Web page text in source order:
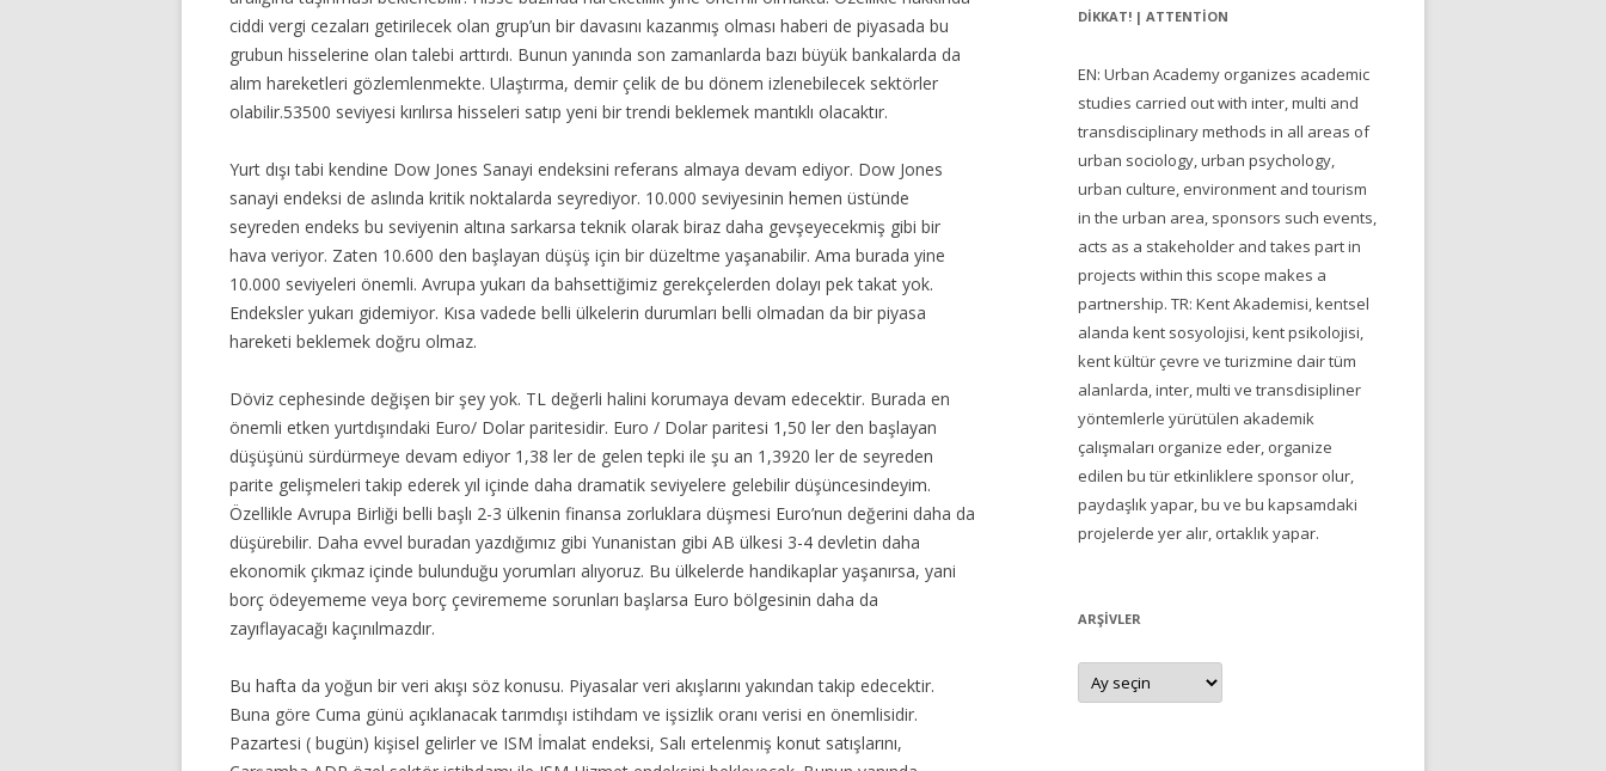
ciddi vergi cezaları getirilecek olan grup’un bir davasını kazanmış olması haberi de piyasada bu
grubun hisselerine olan talebi arttırdı. Bunun yanında son zamanlarda bazı büyük bankalarda da
alım hareketleri gözlemlenmekte. Ulaştırma, demir çelik de bu dönem izlenebilecek sektörler
olabilir.53500 seviyesi kırılırsa hisseleri satıp yeni bir trendi beklemek mantıklı olacaktır.
Yurt dışı tabi kendine Dow Jones Sanayi endeksini referans almaya devam ediyor. Dow Jones
sanayi endeksi de aslında kritik noktalarda seyrediyor. 10.000 seviyesinin hemen üstünde
seyreden endeks bu seviyenin altına sarkarsa teknik olarak biraz daha gevşeyecekmiş gibi bir
hava veriyor. Zaten 10.600 den başlayan düşüş için bir düzeltme yaşanabilir. Ama burada yine
10.000 seviyeleri önemli. Avrupa yukarı da bahsettiğimiz gerekçelerden dolayı pek takat yok.
Endeksler yukarı gidemiyor. Kısa vadede belli ülkelerin durumları belli olmadan da bir piyasa
hareketi beklemek doğru olmaz.
Döviz cephesinde değişen bir şey yok. TL değerli halini korumaya devam edecektir. Burada en
önemli etken yurtdışındaki Euro/ Dolar paritesidir. Euro / Dolar paritesi 1,50 ler den başlayan
düşüşünü sürdürmeye devam ediyor 1,38 ler de gelen tepki ile şu an 1,3920 ler de seyreden
parite gelişmeleri takip ederek yıl içinde daha dramatik seviyelere gelebilir düşüncesindeyim.
Özellikle Avrupa Birliği belli başlı 2-3 ülkenin finansa zorluklara düşmesi Euro’nun değerini daha da
düşürebilir. Daha evvel buradan yazdığımız gibi Yunanistan gibi AB ülkesi 3-4 devletin daha
ekonomik çıkmaz içinde bulunduğu yorumları alıyoruz. Bu ülkelerde handikaplar yaşanırsa, yani
borç ödeyememe veya borç çevirememe sorunları başlarsa Euro bölgesinin daha da
zayıflayacağı kaçınılmazdır.
Bu hafta da yoğun bir veri akışı söz konusu. Piyasalar veri akışlarını yakından takip edecektir.
Buna göre Cuma günü açıklanacak tarımdışı istihdam ve işsizlik oranı verisi en önemlisidir.
Pazartesi ( bugün) kişisel gelirler ve ISM İmalat endeksi, Salı ertelenmiş konut satışlarını,
DIKKAT! | ATTENTION
EN: Urban Academy organizes academic
studies carried out with inter, multi and
transdisciplinary methods in all areas of
urban sociology, urban psychology,
urban culture, environment and tourism
in the urban area, sponsors such events,
acts as a stakeholder and takes part in
projects within this scope makes a
partnership. TR: Kent Akademisi, kentsel
alanda kent sosyolojisi, kent psikolojisi,
kent kültür çevre ve turizmine dair tüm
alanlarda, inter, multi ve transdisipliner
yöntemlerle yürütülen akademik
çalışmaları organize eder, organize
edilen bu tür etkinliklere sponsor olur,
paydaşlık yapar, bu ve bu kapsamdaki
projelerde yer alır, ortaklık yapar.
ARŞIVLER
Arşivler